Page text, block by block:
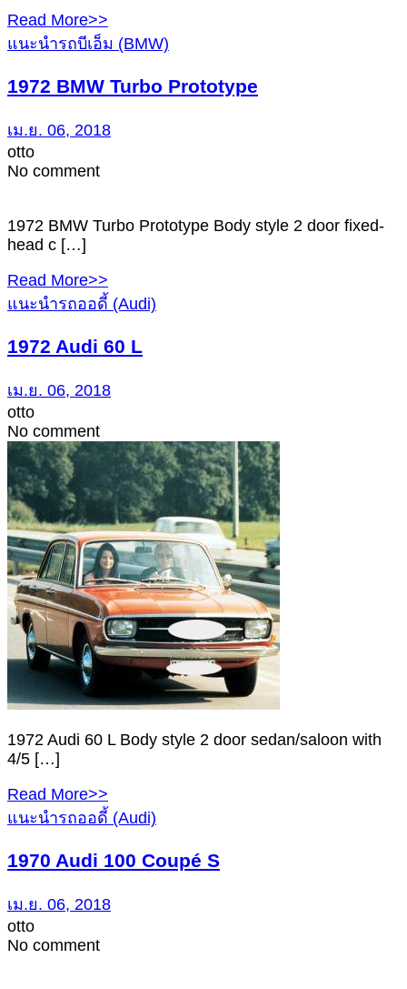
Read More>>
แนะนำรถบีเอ็ม (BMW)
1972 BMW Turbo Prototype
เม.ย. 06, 2018
otto
No comment
1972 BMW Turbo Prototype Body style 2 door fixed-
head c […]
Read More>>
แนะนำรถออดี้ (Audi)
1972 Audi 60 L
เม.ย. 06, 2018
otto
No comment
1972 Audi 60 L Body style 2 door sedan/saloon with
4/5 […]
Read More>>
แนะนำรถออดี้ (Audi)
1970 Audi 100 Coupé S
เม.ย. 06, 2018
otto
No comment